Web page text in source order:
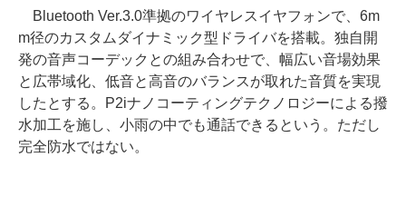
Bluetooth Ver.3.0準拠のワイヤレスイヤフォンで、6m
m径のカスタムダイナミック型ドライバを搭載。独自開
発の音声コーデックとの組み合わせで、幅広い音場効果
と広帯域化、低音と高音のバランスが取れた音質を実現
したとする。P2iナノコーティングテクノロジーによる撥
水加工を施し、小雨の中でも通話できるという。ただし
完全防水ではない。